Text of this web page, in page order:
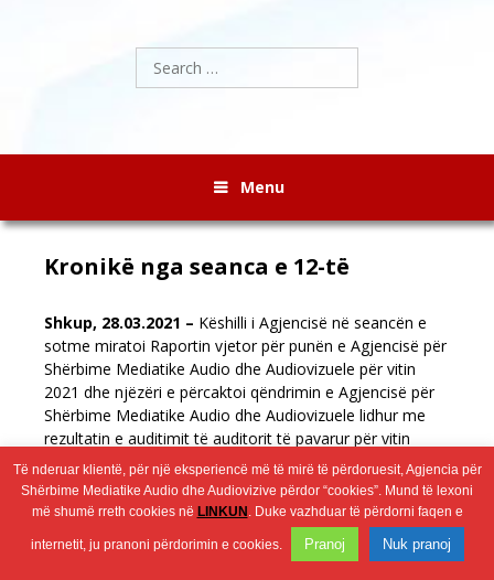
Search
for:
Menu
Kronikë nga seanca e 12-të
Shkup, 28.03.2021 – Këshilli i Agjencisë në seancën e
sotme miratoi Raportin vjetor për punën e Agjencisë për
Shërbime Mediatike Audio dhe Audiovizuele për vitin
2021 dhe njëzëri e përcaktoi qëndrimin e Agjencisë për
Shërbime Mediatike Audio dhe Audiovizuele lidhur me
rezultatin e auditimit të auditorit të pavarur për vitin
2021.
Wingaga
provides2026 © Агенција за аудио и аудиовизуелни медиумски услуги
Të nderuar klientë, për një eksperiencë më të mirë të përdoruesit, Agjencia për
Shërbime Mediatike Audio dhe Audiovizive përdor “cookies”. Mund të lexoni
më shumë rreth cookies në LINKUN . Duke vazhduar të përdorni faqen e
internetit, ju pranoni përdorimin e cookies. Pranoj Nuk pranoj